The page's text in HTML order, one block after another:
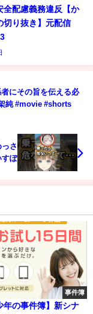
全配慮義務違反【か
切り抜き】元配信
にその旨を伝える必
純 #movie #shorts
さ
すぽ
事件簿
年の事件簿】新シナ